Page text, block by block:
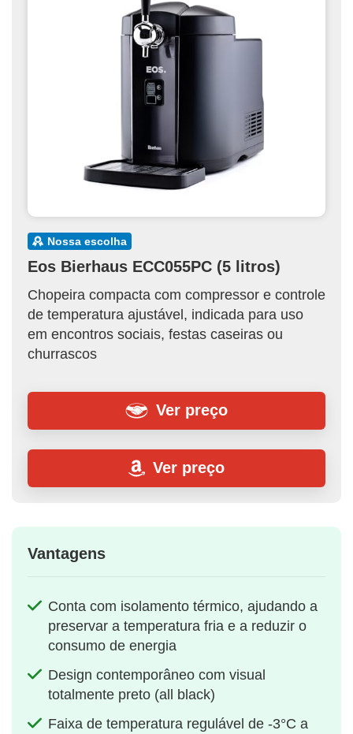
nossa escolha
Eos Bierhaus ECC055PC (5 litros)
Chopeira compacta com compressor e controle
de temperatura ajustável, indicada para uso
em encontros sociais, festas caseiras ou
churrascos
Ver preço
Ver preço
Vantagens
Conta com isolamento térmico, ajudando a
preservar a temperatura fria e a reduzir o
consumo de energia
Design contemporâneo com visual
totalmente preto (all black)
Faixa de temperatura regulável de -3°C a